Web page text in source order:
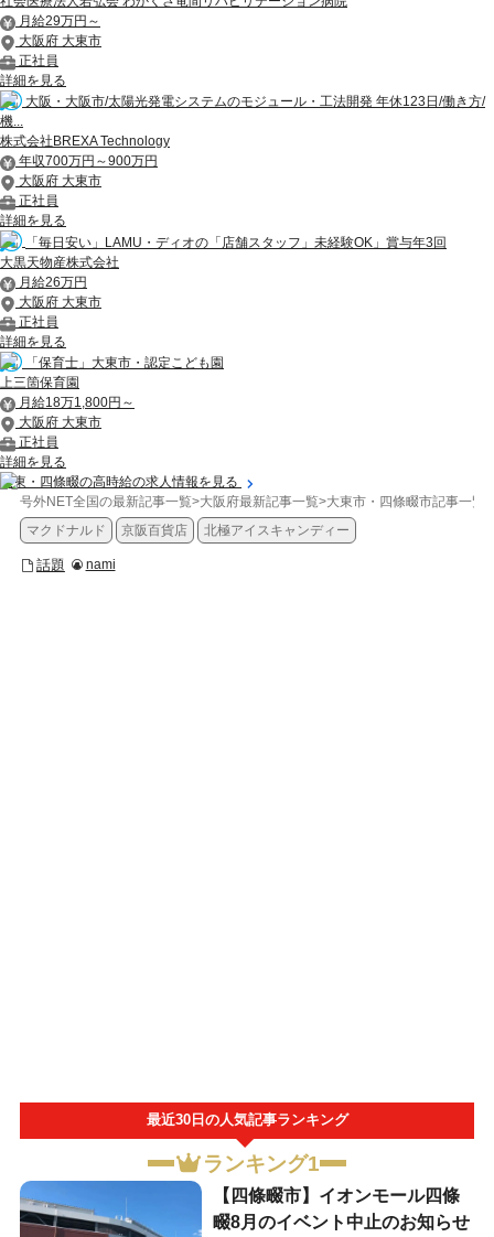
月給29万円～
大阪府 大東市
正社員
詳細を見る
大阪・大阪市/太陽光発電システムのモジュール・工法開発 年休123日/働き方/
機...
株式会社BREXA Technology
年収700万円～900万円
大阪府 大東市
正社員
詳細を見る
「毎日安い」LAMU・ディオの「店舗スタッフ」未経験OK」賞与年3回
大黒天物産株式会社
月給26万円
大阪府 大東市
正社員
詳細を見る
「保育士」大東市・認定こども園
上三箇保育園
月給18万1,800円～
大阪府 大東市
正社員
詳細を見る
大東・四條畷の高時給の求人情報を見る
号外NET全国の最新記事一覧>大阪府最新記事一覧>大東市・四條畷市記事一覧
マクドナルド
京阪百貨店 北極アイスキャンディー
話題 nami
最近30日の人気記事ランキング
ランキング1
【四條畷市】イオンモール四條
畷8月のイベント中止のお知らせ